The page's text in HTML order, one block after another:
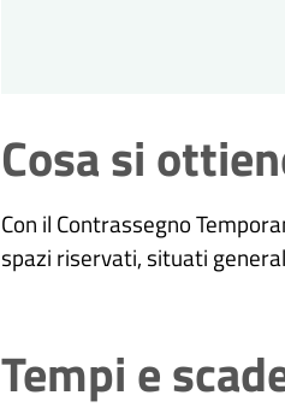
Cosa si
Con il Contrassegno
spazi riservati, situati
Tempi e